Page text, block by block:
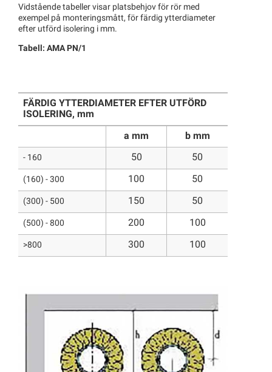
Vidstående tabeller visar platsbehjov för rör med
exempel på monteringsmått, för färdig ytterdiameter
efter utförd isolering i mm.
Tabell: AMA PN/1
FÄRDIG YTTERDIAMETER EFTER UTFÖRD
ISOLERING, mm
a mm b mm
- 160 50 50
(160) - 300 100 50
(300) - 500 150 50
(500) - 800 200 100
>800 300 100